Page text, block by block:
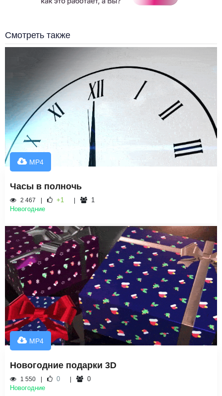
Смотреть также
MP4
Часы в полночь
2 467 +1
1
Новогодние
MP4
Новогодние подарки 3D
1 550 0
0
Новогодние